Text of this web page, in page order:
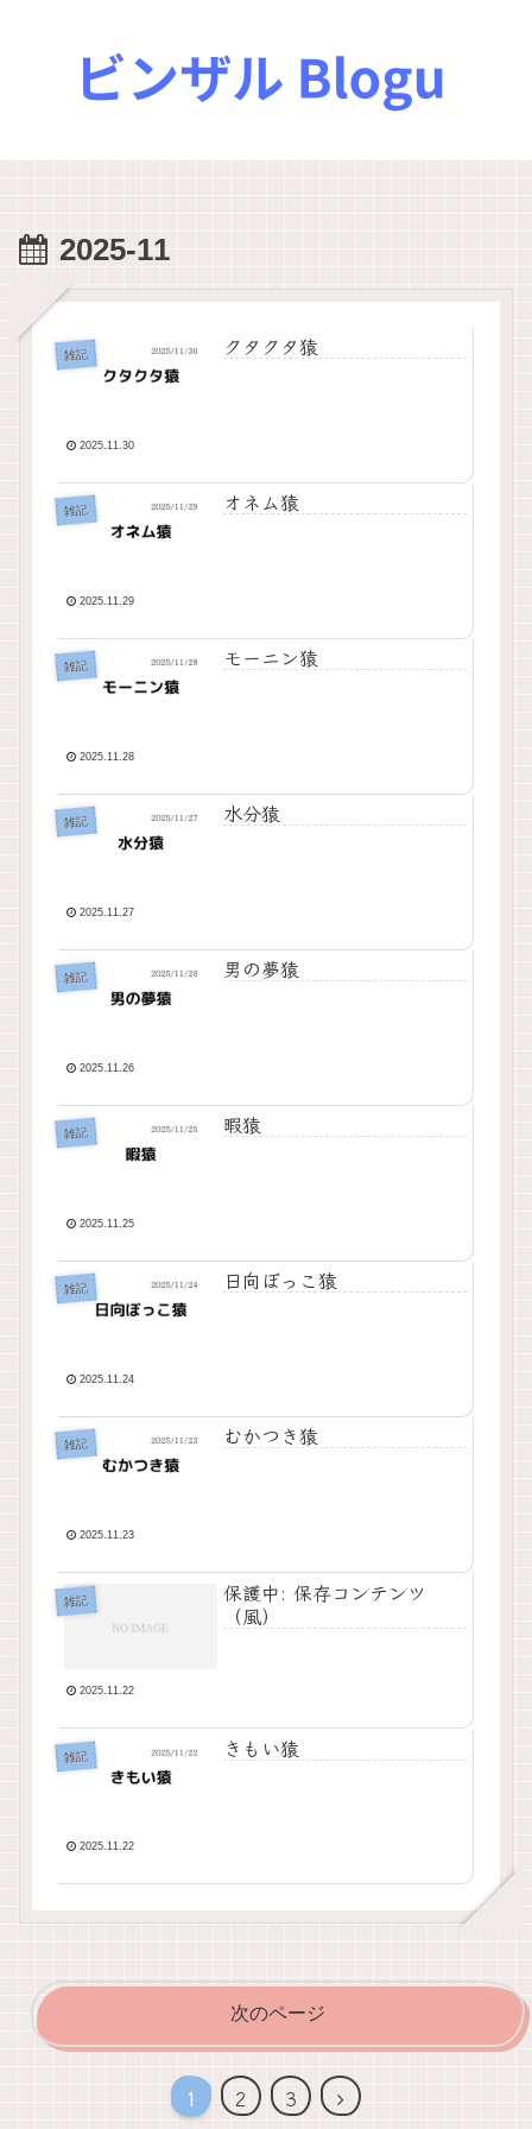
2025-11
雑記 クタクタ猿
2025.11.30
雑記 オネム猿
2025.11.29
雑記 モーニン猿
2025.11.28
雑記 水分猿
2025.11.27
雑記 男の夢猿
2025.11.26
雑記 暇猿
2025.11.25
雑記 日向ぼっこ猿
2025.11.24
雑記 むかつき猿
2025.11.23
雑記
保護中: 保存コンテンツ
（風）
2025.11.22
雑記 きもい猿
2025.11.22
次のページ
1 2 3
次